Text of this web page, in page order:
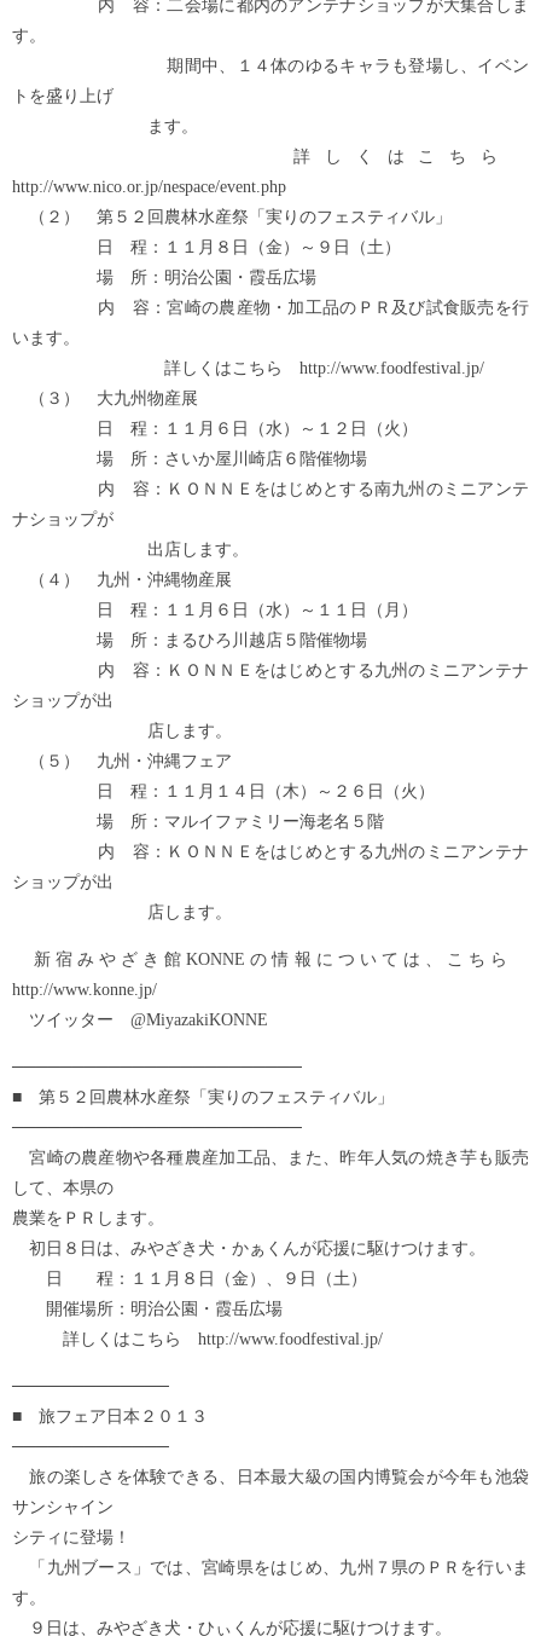
内 容：二会場に都内のアンテナショップが大集合しま
す。
期間中、１４体のゆるキャラも登場し、イベン
トを盛り上げ
ます。
詳しくはこちら
http://www.nico.or.jp/nespace/event.php
（２） 第５２回農林水産祭「実りのフェスティバル」
日 程：１１月８日（金）～９日（土）
場 所：明治公園・霞岳広場
内 容：宮崎の農産物・加工品のＰＲ及び試食販売を行
います。
詳しくはこちら http://www.foodfestival.jp/
（３） 大九州物産展
日 程：１１月６日（水）～１２日（火）
場 所：さいか屋川崎店６階催物場
内 容：ＫＯＮＮＥをはじめとする南九州のミニアンテ
ナショップが
出店します。
（４） 九州・沖縄物産展
日 程：１１月６日（水）～１１日（月）
場 所：まるひろ川越店５階催物場
内 容：ＫＯＮＮＥをはじめとする九州のミニアンテナ
ショップが出
店します。
（５） 九州・沖縄フェア
日 程：１１月１４日（木）～２６日（火）
場 所：マルイファミリー海老名５階
内 容：ＫＯＮＮＥをはじめとする九州のミニアンテナ
ショップが出
店します。
新宿みやざき館KONNEの情報については、こちら
http://www.konne.jp/
ツイッター @MiyazakiKONNE
────────────────────────
■ 第５２回農林水産祭「実りのフェスティバル」
────────────────────────
宮崎の農産物や各種農産加工品、また、昨年人気の焼き芋も販売
して、本県の
農業をＰＲします。
初日８日は、みやざき犬・かぁくんが応援に駆けつけます。
日 程：１１月８日（金）、９日（土）
開催場所：明治公園・霞岳広場
詳しくはこちら http://www.foodfestival.jp/
─────────────
■ 旅フェア日本２０１３
─────────────
旅の楽しさを体験できる、日本最大級の国内博覧会が今年も池袋
サンシャイン
シティに登場！
「九州ブース」では、宮崎県をはじめ、九州７県のＰＲを行いま
す。
９日は、みやざき犬・ひぃくんが応援に駆けつけます。